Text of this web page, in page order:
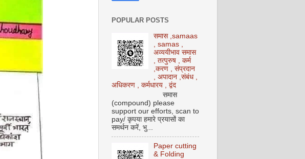
POPULAR POSTS
समास ,samaas
, samas ,
अव्ययीभाव समास
, तत्पुरुष , कर्म
,करण , संप्रदान
, अपादान ,संबंध ,
अधिकरण , कर्मधारय , द्वंद
समास
(compound) please
support our efforts, scan to
pay/ कृपया हमारे प्रयासों का
समर्थन करें, भु...
Paper cutting
& Folding